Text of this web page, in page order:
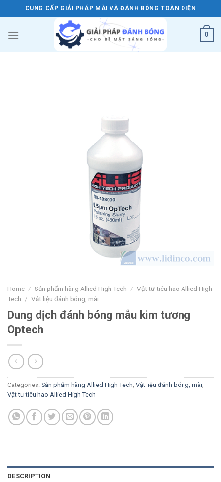
to
content
CUNG CẤP GIẢI PHÁP MÀI VÀ ĐÁNH BÓNG TOÀN DIỆN
0
Home / Sản phẩm hãng Allied High Tech / Vật tư tiêu hao Allied High
Tech / Vật liệu đánh bóng, mài
Dung dịch đánh bóng mẫu kim tương
Optech
Categories: Sản phẩm hãng Allied High Tech, Vật liệu đánh bóng, mài,
Vật tư tiêu hao Allied High Tech
DESCRIPTION